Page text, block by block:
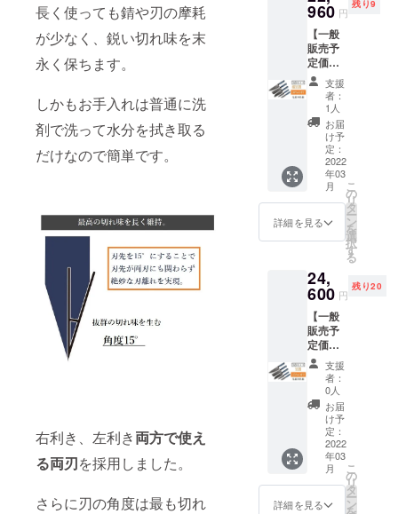
長く使っても錆や刃の摩耗
が少なく、鋭い切れ味を末
永く保ちます。
しかもお手入れは普通に洗
剤で洗って水分を拭き取る
だけなので簡単です。
右利き、左利き両方で使え
る両刃を採用しました。
さらに刃の角度は最も切れ
場合、
早急に
ご連絡
いたし
ます。
締法第
22条及
び軽犯
罪法第1
条第2号
により
禁止さ
れてい
ます。
また、
18歳未
満の方
は本プ
ロジェ
支援す
ること
ませ
ん。 ※
製造状
況によ
り出荷
時期が
遅れる
場合、
早急に
ご連絡
いたし
ます。
にお知
らせ致
しま
す。
【注意
事項​】
正当な
理由な
く刃物
を携帯
する行
為は、
銃砲刀
締法第
22条及
条第2号
により
禁止さ
れてい
ます。
また、
18歳未
満の方
は本プ
ロジェ
クトを
支援す
ること
はでき
ませ
製造状
送手配
を開始
いたし
ます
が、 中
国の春
節(大型
連休)に
かかる
恐れが
あるた
め製
造、発
送が一
トップ
する恐
す。 そ
の場合
は【活
動報
告】に
て直ぐ
にお知
らせ致
しま
す。
【注意
事項​】
正当な
理由な
する行
り後に
に福岡
の物流
会社か
ら順次
出荷を
開始 い
たしま
す。 ・
配送に
おける
リスク
プロ
ジェク
ト終了
かに配
送手配
を開始
いたし
ます
が、 中
国の春
節(大型
連休)に
かかる
恐れが
あるた
め製
造、発
送が一
トップ
ティナ
イフ ■
パリン
グナイ
フ & ■
ステー
キナイ
フ 4本
組 ・配
送時期
プロ
ジェク
ト終了
後に中
国の製
造メー
て、揃
い次第
発送。
受け取
り後に
速やか
に福岡
の物流
会社か
ら順次
出荷を
開始 い
たしま
す。 ・
配送に
おける
960 円
残り9
【一般
販売予
定価格
32,800
円の
30%OF
F】→
22,960
（税・
送料
込）
【内
容】 ■
シェフ
包丁 ■
三徳包
丁 ■
ユー
ティリ
ティナ
イフ ■
パリン
グナイ
フ ・配
送時期
プロ
ジェク
ト終了
後に中
国の製
造メー
支援
者：
1人
お届
け予
定：
2022
年03
月
詳細を見る
こ
の
リ
タ
ー
ン
を
選
択
す
る
24,
600 円
残り20
【一般
販売予
定価格
32,800
円の
25%OF
F】→
24,600
（税・
送料
込）
【内
容】 ■
支援
者：
0人
お届
け予
定：
2022
年03
月
詳細を見る
こ
の
リ
タ
ー
ン